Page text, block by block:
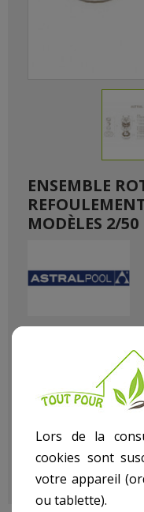
ENSEMBLE
MODÈLES 2/
Lors de la
cookies sont
votre appareil
ou tablette).